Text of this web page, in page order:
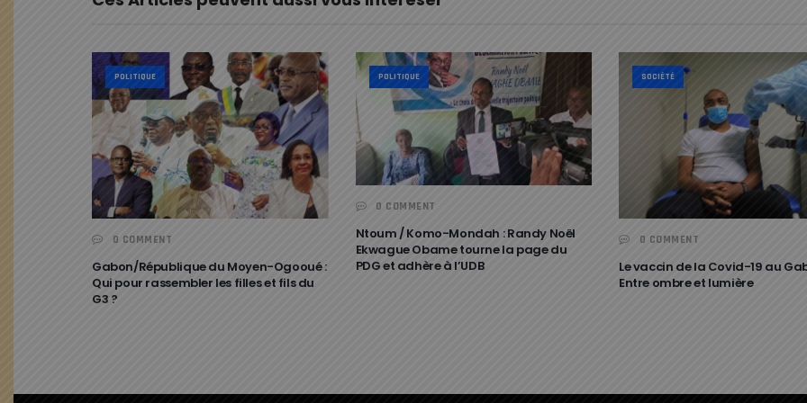
POLITIQUE
0 COMMENT
Gabon/République du Moyen-Ogooué :
Qui pour rassembler les filles et fils du
G3 ?
POLITIQUE
0 COMMENT
Ntoum / Komo-Mondah : Randy Noël
Ekwague Obame tourne la page du
PDG et adhère à l’UDB
SOCIÉTÉ
0 COMMENT
Le vaccin de la Covid-19 au
Entre ombre et lumière